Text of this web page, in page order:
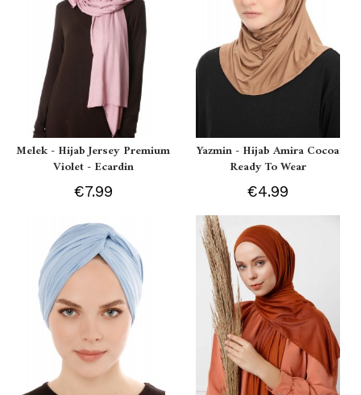
Melek - Hijab Jersey Premium
Violet - Ecardin
€7.99
Yazmin - Hijab Amira Cocoa
Ready To Wear
€4.99